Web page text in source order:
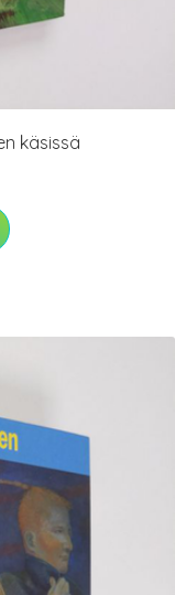
käsissä